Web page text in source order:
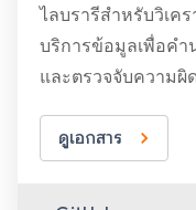
ไลบรารีสำหรับวิเค
บริการข้อมูลเพื่อค
และตรวจจับความผิ
ดูเอกสาร